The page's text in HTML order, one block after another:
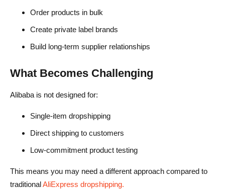
Order products in bulk
Create private label brands
Build long-term supplier relationships
What Becomes Challenging
Alibaba is not designed for:
Single-item dropshipping
Direct shipping to customers
Low-commitment product testing
This means you may need a different approach compared to
traditionalAliExpress dropshipping.